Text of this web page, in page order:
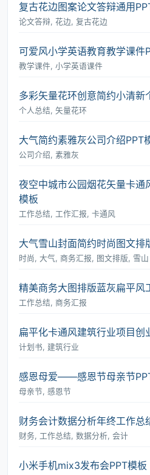
复古花边图案论文答辩通用
论文答辩, 花边, 复古花边
可爱风小学英语教育教学课件
教学课件, 小学英语课件
多彩矢量花环创意简约小清新
个人总结, 矢量花环
大气简约素雅灰公司介绍PPT
公司介绍, 素雅灰
夜空中城市公园烟花矢量卡通
模板
工作总结, 工作汇报, 卡通风
大气雪山封面简约时尚图文排
时尚, 大气, 商务汇报, 图文排版, 雪山
精美商务大图排版蓝灰扁平风
工作总结, 商务汇报
扁平化卡通风建筑行业项目创
计划书, 建筑行业
感恩母爱――感恩节母亲节
母亲节, 感恩节
财务会计数据分析年终工作总
财务, 工作总结, 数据分析, 会计
小米手机mix3发布会PPT模板